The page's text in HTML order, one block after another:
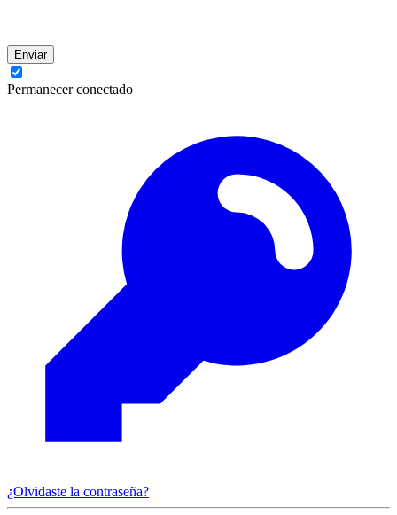
Enviar
Permanecer conectado
¿Olvidaste la contraseña?